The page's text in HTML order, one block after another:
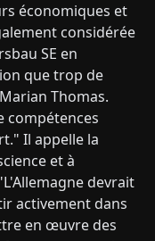
économiques et
considérée
SE en
que trop de
Thomas.
compétences
Il appelle la
et à
devrait
activement dans
en œuvre des